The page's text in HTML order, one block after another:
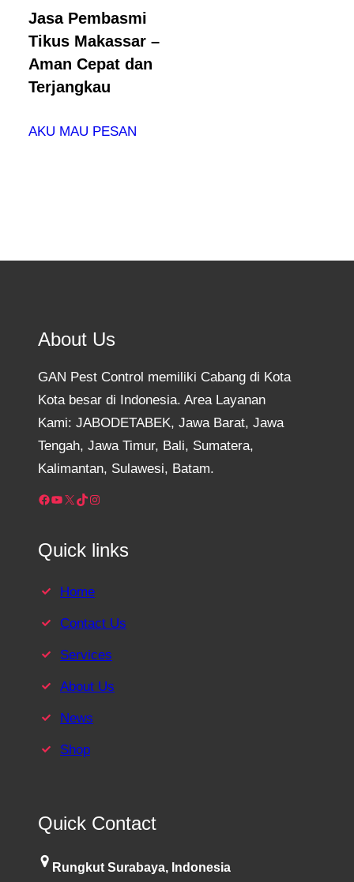
Jasa Pembasmi
Tikus Makassar –
Aman Cepat dan
Terjangkau
AKU MAU PESAN
About Us
GAN Pest Control memiliki Cabang di Kota
Kota besar di Indonesia. Area Layanan
Kami: JABODETABEK, Jawa Barat, Jawa
Tengah, Jawa Timur, Bali, Sumatera,
Kalimantan, Sulawesi, Batam.
Facebook YouTube X TikTok Instagram
Quick links
Home
Contact Us
Services
About Us
News
Shop
Quick Contact
Rungkut Surabaya, Indonesia